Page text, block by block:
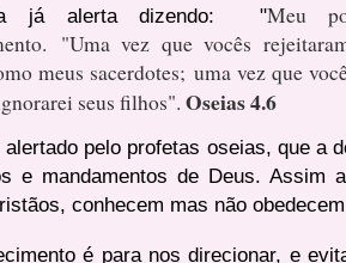
já alerta dizendo: "Meu
"Uma vez que vocês
meus sacerdotes;uma vez que
seus filhos". Oseias 4.6
pelo profetas oseias, que a
e mandamentos de Deus. Assim
conhecem mas não
é para nos direcionar, e